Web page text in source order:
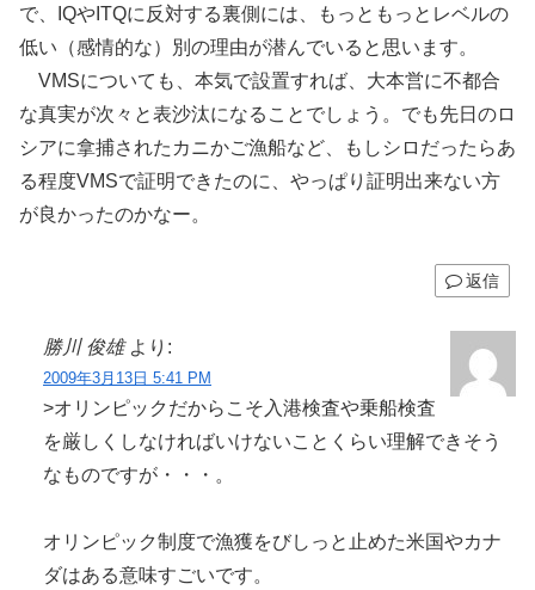
で、IQやITQに反対する裏側には、もっともっとレベルの
低い（感情的な）別の理由が潜んでいると思います。
VMSについても、本気で設置すれば、大本営に不都合
な真実が次々と表沙汰になることでしょう。でも先日のロ
シアに拿捕されたカニかご漁船など、もしシロだったらあ
る程度VMSで証明できたのに、やっぱり証明出来ない方
が良かったのかなー。
返信
勝川 俊雄 より:
2009年3月13日 5:41 PM
>オリンピックだからこそ入港検査や乗船検査
を厳しくしなければいけないことくらい理解できそう
なものですが・・・。
オリンピック制度で漁獲をびしっと止めた米国やカナ
ダはある意味すごいです。